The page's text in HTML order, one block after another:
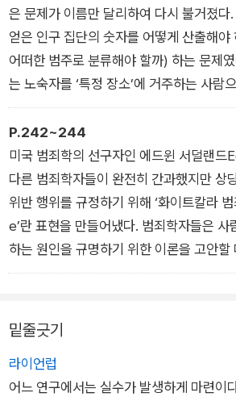
면, 짐은 응답을 코딩coding(부호화)하고
력한다. 짐의 컴퓨터는 연구에 대한 지식
만든 프로그램을 이용하여 데이터를 축적
과는 연구를 기획했지만 해리엇의 질문에
대화를 나눈 적이 없으며 평생 한 번도 설
는 베커 박사에게 전달된다.
이 사슬(진짜 사슬과 같이 뒤로 갈수록 대
한 각각의 사람은 여정의 다음 단계로 나아
작업을 했다. 베커 박사는 그러한 활동에
다시피 하지만 (그가 알든 모르든 간에) 그
공하는 증거로서 데이터가 지니는 가치에
형에 따라 연구에 참여하는 사람은 물론
_ <누가 데이터를 수집하는 것인가?> 중에
은 문제가 이름만 달리하여 다시 불거졌다.
얻은 인구 집단의 숫자를 어떻게 산출해야
어떠한 범주로 분류해야 할까) 하는 문제
는 노숙자를 ‘특정 장소’에 거주하는 사람
렇다면 인구 조사 양식의 거주지 항목에
적을 것인가? 주거지가 없어 인구 조사 양
들의 숫자를 어떻게 산출해야 하는가?
조사 연구자로 기량과 경험이 풍부한 피
문제의 일부를 해결하기 위해 최대한도로
고, 어디서든 마지막 한 사람까지 파악하
끼지 않기로 결심했다. 정해진 집이 없는
려면 일부 전통적인 개념과 일반적이지 않
꿔서, 거주하는 곳의 의미를 재정의하는 작
렇게 하지 않으면 ‘평소’ 밤잠을 자는 ‘집’
사람들이 하듯이 질문에 제대로 대답할
P.242~244
미국 범죄학의 선구자인 에드윈 서덜랜
다른 범죄학자들이 완전히 간과했지만 상
위반 행위를 규정하기 위해 ‘화이트칼라
e’란 표현을 만들어냈다. 범죄학자들은 사
하는 원인을 규명하기 위한 이론을 고안할
선고 등으로 이어지는 경찰 활동 기록을
“[경찰 기록을 토대로 한] 범죄자 통계를
식적으로 집계되는 범죄가 하위 계층에서
층에서 적게 발생한다는 것이 분명히 드러
는 사람 가운데 상위 계층에 속하는 이는
밑줄긋기
라이언럽
어느 연구에서는 실수가 발생하게 마련이